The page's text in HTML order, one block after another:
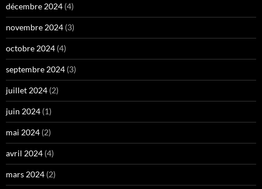
décembre 2024 (4)
novembre 2024 (3)
octobre 2024 (4)
septembre 2024 (3)
juillet 2024 (2)
juin 2024 (1)
mai 2024 (2)
avril 2024 (4)
mars 2024 (2)